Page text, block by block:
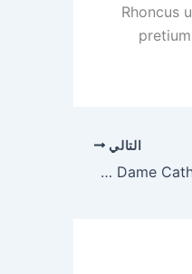
Rhoncus
التالي
New laser scans could be key in Notre Dame Cathedral reconstruction